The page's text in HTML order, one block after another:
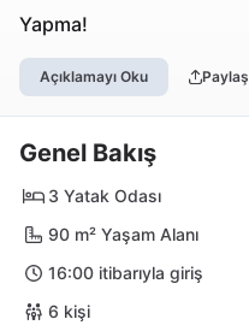
Yapma!
Açıklamayı Oku Paylaş
Genel Bakış
3 Yatak Odası
90 m² Yaşam Alanı
16:00 itibarıyla giriş
6 kişi